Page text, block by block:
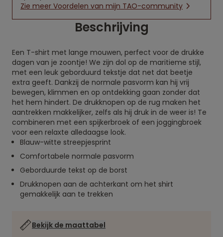
Zie meer Voordelen van mijn TAO-community
Beschrijving
Een T-shirt met lange mouwen, perfect voor de drukke
dagen van je zoontje! We zijn dol op de maritieme stijl,
met een leuk geborduurd tekstje dat net dat beetje
extra geeft. Dankzij de normale pasvorm kan hij vrij
bewegen, klimmen en op ontdekking gaan zonder dat
het hem hindert. De drukknopen op de rug maken het
aantrekken makkelijker, zelfs als hij druk in de weer is! Te
combineren met een spijkerbroek of een joggingbroek
voor een relaxte alledaagse look.
Blauw-witte streepjesprint
Comfortabele normale pasvorm
Geborduurde tekst op de borst
Drukknopen aan de achterkant om het shirt
gemakkelijk aan te trekken
Bekijk de maattabel